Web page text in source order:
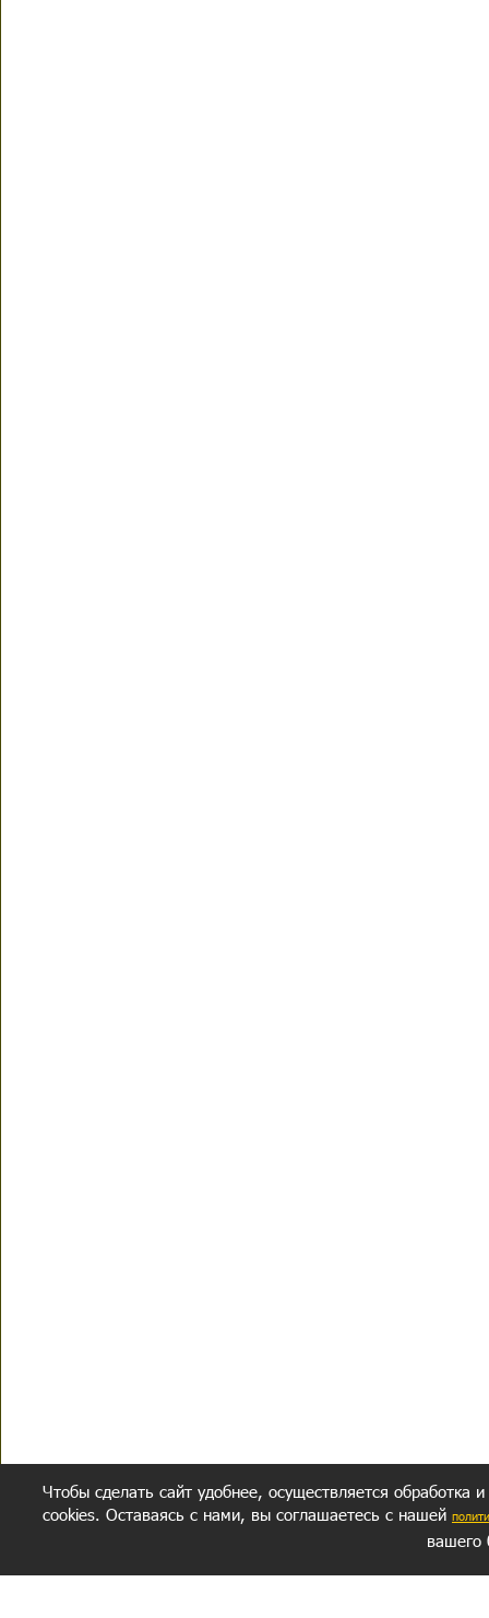
Чтобы сделать сайт удобнее, осуществляется обработка
cookies. Оставаясь с нами, вы соглашаетесь с нашей
вашего